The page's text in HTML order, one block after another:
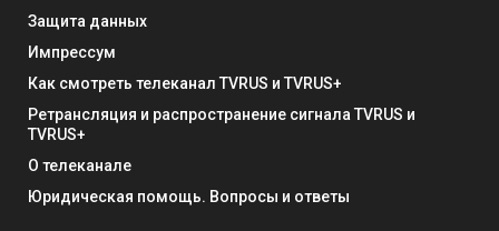
Защита данных
Импрессум
Как смотреть телеканал TVRUS и TVRUS+
Ретрансляция и распространение сигнала TVRUS и
TVRUS+
О телеканале
Юридическая помощь. Вопросы и ответы